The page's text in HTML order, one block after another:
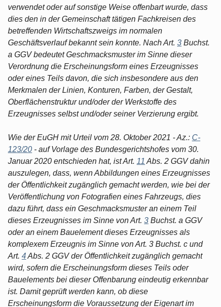
verwendet oder auf sonstige Weise offenbart wurde, dass
dies den in der Gemeinschaft tätigen Fachkreisen des
betreffenden Wirtschaftszweigs im normalen
Geschäftsverlauf bekannt sein konnte. Nach Art. 3 Buchst.
a GGV bedeutet Geschmacksmuster im Sinne dieser
Verordnung die Erscheinungsform eines Erzeugnisses
oder eines Teils davon, die sich insbesondere aus den
Merkmalen der Linien, Konturen, Farben, der Gestalt,
Oberflächenstruktur und/oder der Werkstoffe des
Erzeugnisses selbst und/oder seiner Verzierung ergibt.
Wie der EuGH mit Urteil vom 28. Oktober 2021 - Az.: C-
123/20 - auf Vorlage des Bundesgerichtshofes vom 30.
Januar 2020 entschieden hat, ist Art. 11 Abs. 2 GGV dahin
auszulegen, dass, wenn Abbildungen eines Erzeugnisses
der Öffentlichkeit zugänglich gemacht werden, wie bei der
Veröffentlichung von Fotografien eines Fahrzeugs, dies
dazu führt, dass ein Geschmacksmuster an einem Teil
dieses Erzeugnisses im Sinne von Art. 3 Buchst. a GGV
oder an einem Bauelement dieses Erzeugnisses als
komplexem Erzeugnis im Sinne von Art. 3 Buchst. c und
Art. 4Abs. 2 GGV der Öffentlichkeit zugänglich gemacht
wird, sofern die Erscheinungsform dieses Teils oder
Bauelements bei dieser Offenbarung eindeutig erkennbar
ist. Damit geprüft werden kann, ob diese
Erscheinungsform die Voraussetzung der Eigenart im